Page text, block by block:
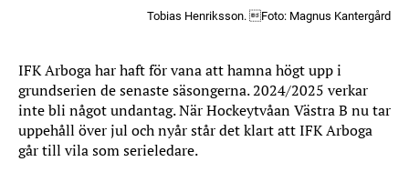
Tobias Henriksson. Foto: Magnus Kantergård
IFK Arboga har haft för vana att hamna högt upp i
grundserien de senaste säsongerna. 2024/2025 verkar
inte bli något undantag. När Hockeytvåan Västra B nu tar
uppehåll över jul och nyår står det klart att IFK Arboga
går till vila som serieledare.